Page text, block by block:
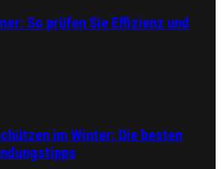
So prüfen Sie Effizienz und
im Winter: Die besten